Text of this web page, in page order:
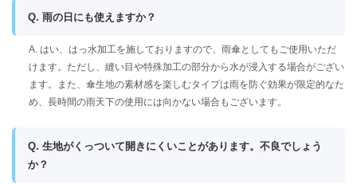
Q. 雨の日にも使えますか？
A. はい、はっ水加工を施しておりますので、雨傘としてもご使用いただ
けます。ただし、縫い目や特殊加工の部分から水が浸入する場合がござい
ます。また、傘生地の素材感を楽しむタイプは雨を防ぐ効果が限定的なた
め、長時間の雨天下の使用には向かない場合もございます。
Q. 生地がくっついて開きにくいことがあります。不良でしょう
か？